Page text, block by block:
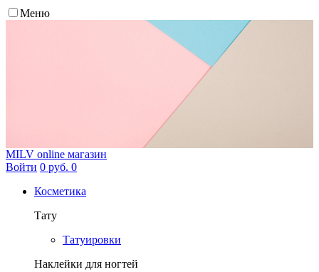
Меню
MILV online магазин
Войти 0 руб. 0
Косметика
Тату
Татуировки
Наклейки для ногтей